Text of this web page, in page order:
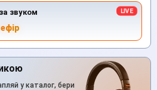
звуком
у каталог, бери